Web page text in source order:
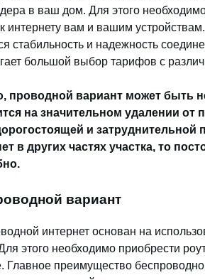
в ваш дом. Для этого
к интернету вам и вашим
стабильность и надежность
большой выбор тарифов с
проводной вариант может быть
на значительном удалении от
и затруднительной
в других частях участка, то
вариант
интернет основан на
этого необходимо приобрести
Главное преимущество